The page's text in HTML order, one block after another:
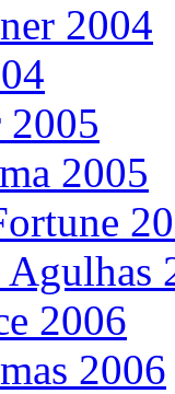
2004
2005
2005
Agulhas
2006
2006